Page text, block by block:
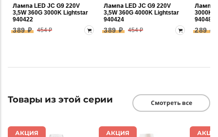
Лампа LED JC G9 220V
3,5W 360G 3000K Lightstar
940422
389 ₽ 454 ₽
Лампа LED JC G9 220V
3,5W 360G 4000K Lightstar
940424
389 ₽ 454 ₽
Лампа
3000K
940482
289 ₽
Товары из этой серии Смотреть все
АКЦИЯ АКЦИЯ